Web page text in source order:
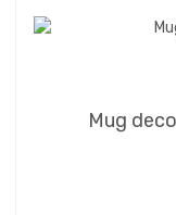
Mug